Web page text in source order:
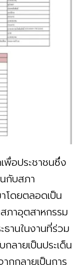
พื่อประชาชนซึ่ง
กับสภา
โดยตลอดเป็น
ภาอุตสาหกรรม
ธานในงานที่ร่วม
ลายเป็นประเด็น
กกลายเป็นการ